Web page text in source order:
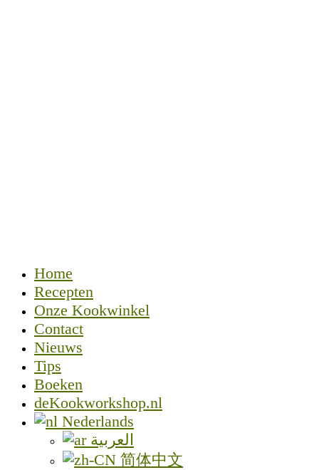
Home
Recepten
Onze Kookwinkel
Contact
Nieuws
Tips
Boeken
deKookworkshop.nl
Nederlands
العربية
简体中文